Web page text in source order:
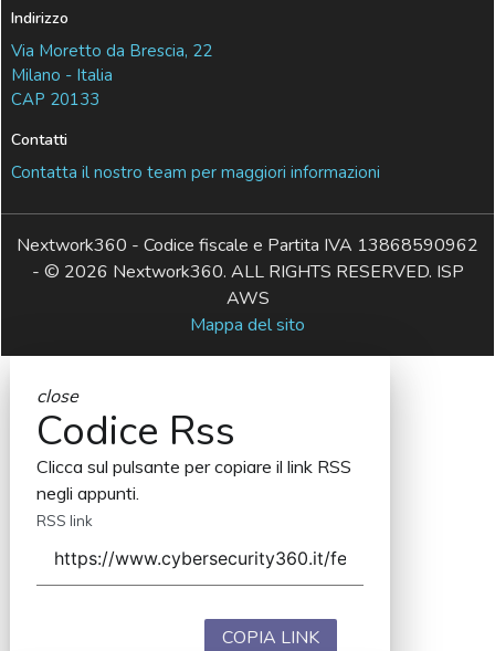
Indirizzo
Via Moretto da Brescia, 22
Milano - Italia
CAP 20133
Contatti
Contatta il nostro team per maggiori informazioni
Nextwork360 - Codice fiscale e Partita IVA 13868590962
- © 2026 Nextwork360. ALL RIGHTS RESERVED. ISP
AWS
Mappa del sito
close
Codice Rss
Clicca sul pulsante per copiare il link RSS
negli appunti.
RSS link
COPIA LINK